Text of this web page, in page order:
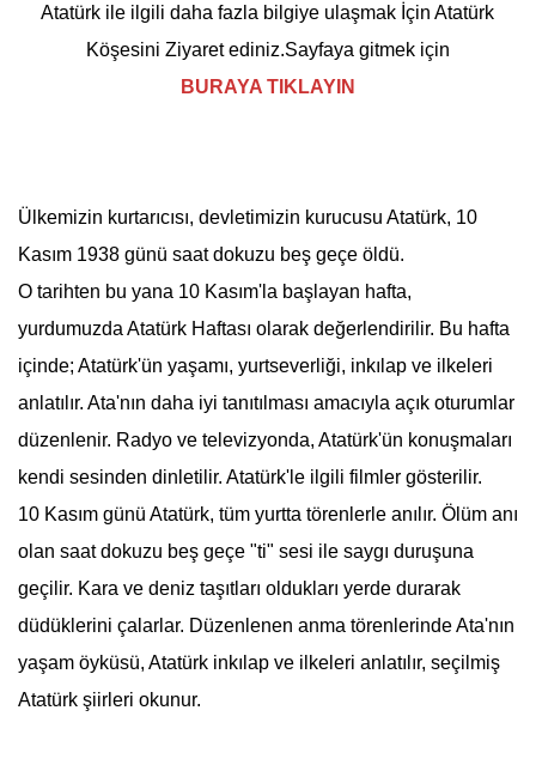
Atatürk ile ilgili daha fazla bilgiye ulaşmak İçinAtatürk
Köşesini Ziyaret ediniz.Sayfaya gitmek için
BURAYA TIKLAYIN
Ülkemizin kurtarıcısı, devletimizin kurucusu Atatürk, 10
Kasım 1938günü saat dokuzu beş geçe öldü.
O tarihten bu yana 10 Kasım'la başlayan hafta,
yurdumuzda AtatürkHaftası olarak değerlendirilir. Bu hafta
içinde; Atatürk'ün yaşamı, yurtseverliği, inkılap ve ilkeleri
anlatılır. Ata'nın daha iyi tanıtılması amacıyla açık oturumlar
düzenlenir. Radyo ve televizyonda, Atatürk'ün konuşmaları
kendi sesinden dinletilir. Atatürk'le ilgili filmler gösterilir.
10 Kasım günü Atatürk, tüm yurtta törenlerle anılır. Ölüm anı
olan saat dokuzu beş geçe "ti" sesi ile saygı duruşuna
geçilir. Kara ve deniz taşıtları oldukları yerde durarak
düdüklerini çalarlar. Düzenlenen anma törenlerinde Ata'nın
yaşam öyküsü, Atatürkinkılap ve ilkeleri anlatılır, seçilmiş
Atatürkşiirleri okunur.